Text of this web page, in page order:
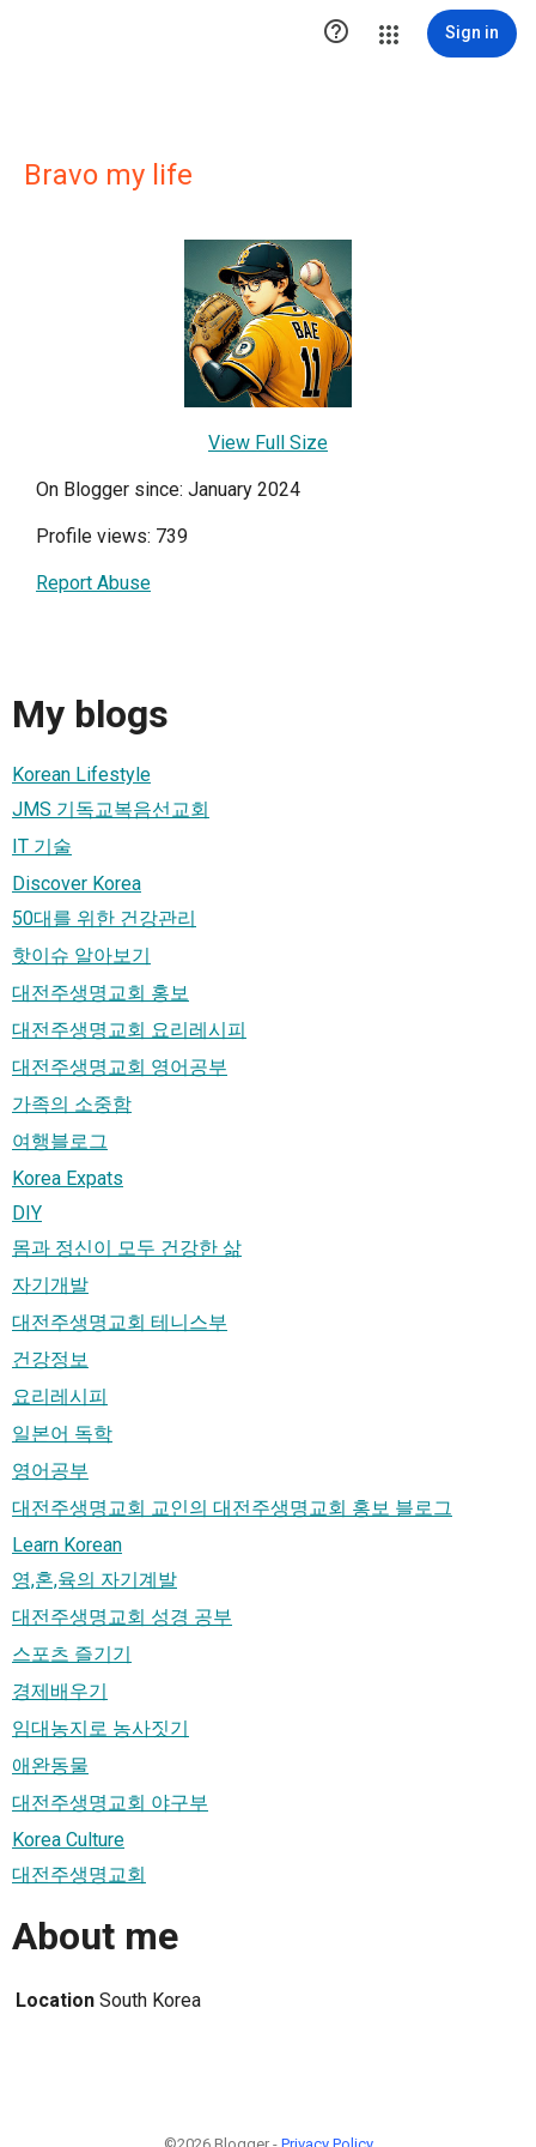
 Sign in
Bravo my life
View Full Size
On Blogger since: January 2024
Profile views: 739
Report Abuse
My blogs
Korean Lifestyle
JMS 기독교복음선교회
IT 기술
Discover Korea
50대를 위한 건강관리
핫이슈 알아보기
대전주생명교회 홍보
대전주생명교회 요리레시피
대전주생명교회 영어공부
가족의 소중함
여행블로그
Korea Expats
DIY
몸과 정신이 모두 건강한 삶
자기개발
대전주생명교회 테니스부
건강정보
요리레시피
일본어 독학
영어공부
대전주생명교회 교인의 대전주생명교회 홍보 블로그
Learn Korean
영,혼,육의 자기계발
대전주생명교회 성경 공부
스포츠 즐기기
경제배우기
임대농지로 농사짓기
애완동물
대전주생명교회 야구부
Korea Culture
대전주생명교회
About me
Location South Korea